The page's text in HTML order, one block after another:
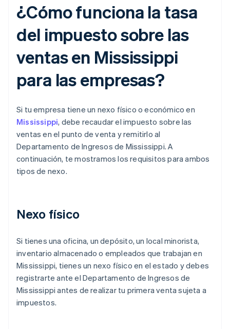
¿Cómo funciona la tasa
del impuesto sobre las
ventas en Mississippi
para las empresas?
Si tu empresa tiene un nexo físico o económico en
Mississippi, debe recaudar el impuesto sobre las
ventas en el punto de venta y remitirlo al
Departamento de Ingresos de Mississippi. A
continuación, te mostramos los requisitos para ambos
tipos de nexo.
Nexo físico
Si tienes una oficina, un depósito, un local minorista,
inventario almacenado o empleados que trabajan en
Mississippi, tienes un nexo físico en el estado y debes
registrarte ante el Departamento de Ingresos de
Mississippi antes de realizar tu primera venta sujeta a
impuestos.